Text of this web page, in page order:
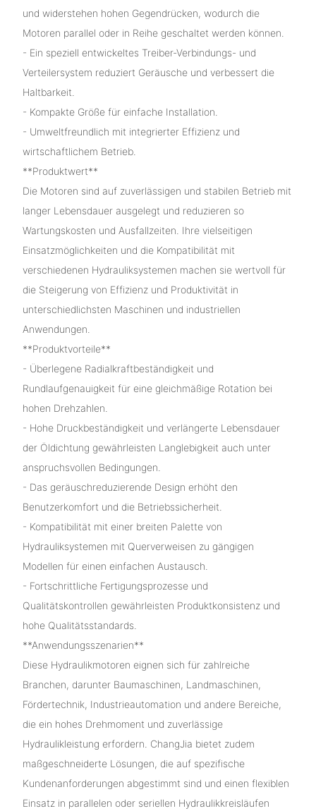
und widerstehen hohen Gegendrücken, wodurch die
Motoren parallel oder in Reihe geschaltet werden können.
- Ein speziell entwickeltes Treiber-Verbindungs- und
Verteilersystem reduziert Geräusche und verbessert die
Haltbarkeit.
- Kompakte Größe für einfache Installation.
- Umweltfreundlich mit integrierter Effizienz und
wirtschaftlichem Betrieb.
**Produktwert**
Die Motoren sind auf zuverlässigen und stabilen Betrieb mit
langer Lebensdauer ausgelegt und reduzieren so
Wartungskosten und Ausfallzeiten. Ihre vielseitigen
Einsatzmöglichkeiten und die Kompatibilität mit
verschiedenen Hydrauliksystemen machen sie wertvoll für
die Steigerung von Effizienz und Produktivität in
unterschiedlichsten Maschinen und industriellen
Anwendungen.
**Produktvorteile**
- Überlegene Radialkraftbeständigkeit und
Rundlaufgenauigkeit für eine gleichmäßige Rotation bei
hohen Drehzahlen.
- Hohe Druckbeständigkeit und verlängerte Lebensdauer
der Öldichtung gewährleisten Langlebigkeit auch unter
anspruchsvollen Bedingungen.
- Das geräuschreduzierende Design erhöht den
Benutzerkomfort und die Betriebssicherheit.
- Kompatibilität mit einer breiten Palette von
Hydrauliksystemen mit Querverweisen zu gängigen
Modellen für einen einfachen Austausch.
- Fortschrittliche Fertigungsprozesse und
Qualitätskontrollen gewährleisten Produktkonsistenz und
hohe Qualitätsstandards.
**Anwendungsszenarien**
Diese Hydraulikmotoren eignen sich für zahlreiche
Branchen, darunter Baumaschinen, Landmaschinen,
Fördertechnik, Industrieautomation und andere Bereiche,
die ein hohes Drehmoment und zuverlässige
Hydraulikleistung erfordern. ChangJia bietet zudem
maßgeschneiderte Lösungen, die auf spezifische
Kundenanforderungen abgestimmt sind und einen flexiblen
Einsatz in parallelen oder seriellen Hydraulikkreisläufen